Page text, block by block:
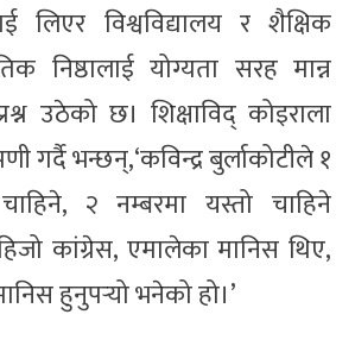
लिएर विश्वविद्यालय र शैक्षिक
निष्ठालाई योग्यता सरह मान्न
उठेको छ। शिक्षाविद् कोइराला
गर्दै भन्छन्,‘कविन्द्र बुर्लाकोटीले १
२ नम्बरमा यस्तो चाहिने
कांग्रेस, एमालेका मानिस थिए,
हुनुपर्‍यो भनेको हो।’